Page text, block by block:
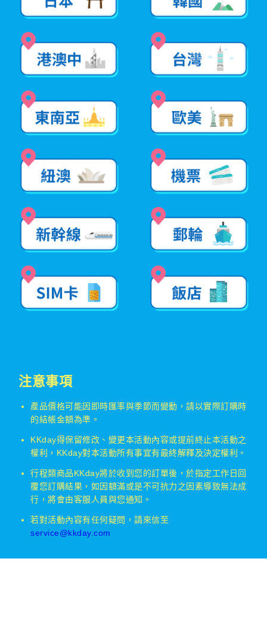
注意事項
產品價格可能因即時匯率與季節而變動，請以實際訂購時
的結帳金額為準。
KKday得保留修改、變更本活動內容或提前終止本活動之
權利，KKday對本活動所有事宜有最終解釋及決定權利。
行程類商品KKday將於收到您的訂單後，於指定工作日回
覆您訂購結果，如因額滿或是不可抗力之因素導致無法成
行，將會由客服人員與您通知。
若對活動內容有任何疑問，請來信至
service@kkday.com